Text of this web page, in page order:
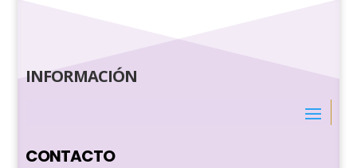
INFORMACIÓN
CONTACTO